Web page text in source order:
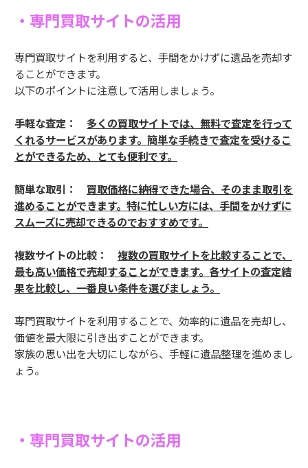
・専門買取サイトの活用
専門買取サイトを利用すると、手間をかけずに遺品を売却す
ることができます。
以下のポイントに注意して活用しましょう。
手軽な査定： 多くの買取サイトでは、無料で査定を行って
くれるサービスがあります。簡単な手続きで査定を受けるこ
とができるため、とても便利です。
簡単な取引： 買取価格に納得できた場合、そのまま取引を
進めることができます。特に忙しい方には、手間をかけずに
スムーズに売却できるのでおすすめです。
複数サイトの比較： 複数の買取サイトを比較することで、
最も高い価格で売却することができます。各サイトの査定結
果を比較し、一番良い条件を選びましょう。
専門買取サイトを利用することで、効率的に遺品を売却し、
価値を最大限に引き出すことができます。
家族の思い出を大切にしながら、手軽に遺品整理を進めまし
ょう。
・専門買取サイトの活用